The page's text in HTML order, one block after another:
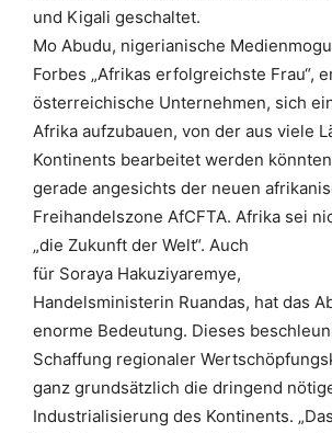
und Kigali geschaltet.
Mo Abudu, nigerianische
Forbes „Afrikas erfolgreichste Frau“,
österreichische Unternehmen, sich
Afrika aufzubauen, von der aus viele
Kontinents bearbeitet werden
gerade angesichts der neuen
Freihandelszone AfCFTA. Afrika sei
„die Zukunft der Welt“. Auch
für Soraya Hakuziyaremye,
Handelsministerin Ruandas, hat das
enorme Bedeutung. Dieses
Schaffung regionaler
ganz grundsätzlich die dringend
Industrialisierung des Kontinents.